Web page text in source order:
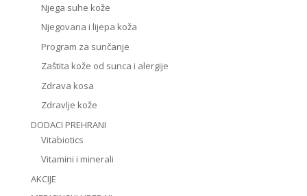
Njega suhe kože
Njegovana i lijepa koža
Program za sunčanje
Zaštita kože od sunca i alergije
Zdrava kosa
Zdravlje kože
DODACI PREHRANI
Vitabiotics
Vitamini i minerali
AKCIJE